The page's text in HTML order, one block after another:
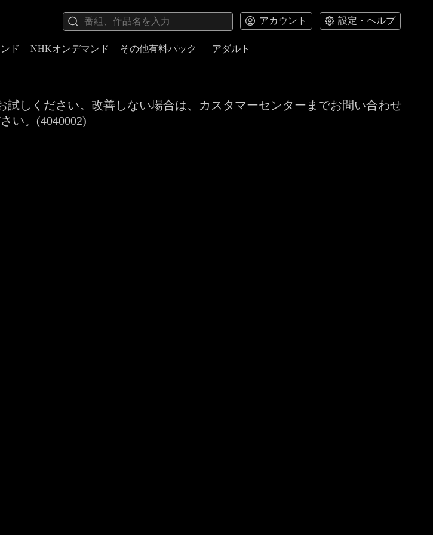
アカウント 設定・ヘルプ
ド NHKオンデマンド その他有料パック アダルト
しください。改善しない場合は、カスタマーセンターまでお問い合わせ
い。(4040002)